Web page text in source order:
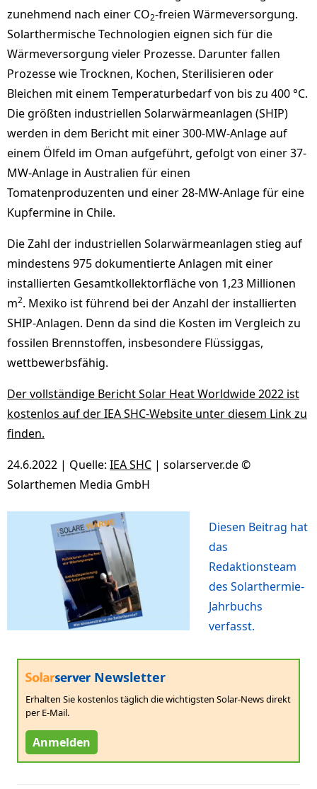
zunehmend nach einer CO2-freien Wärmeversorgung.
Solarthermische Technologien eignen sich für die
Wärmeversorgung vieler Prozesse. Darunter fallen
Prozesse wie Trocknen, Kochen, Sterilisieren oder
Bleichen mit einem Temperaturbedarf von bis zu 400 °C.
Die größten industriellen Solarwärmeanlagen (SHIP)
werden in dem Bericht mit einer 300-MW-Anlage auf
einem Ölfeld im Oman aufgeführt, gefolgt von einer 37-
MW-Anlage in Australien für einen
Tomatenproduzenten und einer 28-MW-Anlage für eine
Kupfermine in Chile.
Die Zahl der industriellen Solarwärmeanlagen stieg auf
mindestens 975 dokumentierte Anlagen mit einer
installierten Gesamtkollektorfläche von 1,23 Millionen
m2. Mexiko ist führend bei der Anzahl der installierten
SHIP-Anlagen. Denn da sind die Kosten im Vergleich zu
fossilen Brennstoffen, insbesondere Flüssiggas,
wettbewerbsfähig.
Der vollständige Bericht Solar Heat Worldwide 2022 ist
kostenlos auf der IEA SHC-Website unter diesem Link zu
finden.
24.6.2022 | Quelle: IEA SHC | solarserver.de ©
Solarthemen Media GmbH
Diesen Beitrag hat
das
Redaktionsteam
des Solarthermie-
Jahrbuchs
verfasst.
Newsletter
Erhalten Sie kostenlos täglich die wichtigsten Solar-News direkt
per E-Mail.
Anmelden